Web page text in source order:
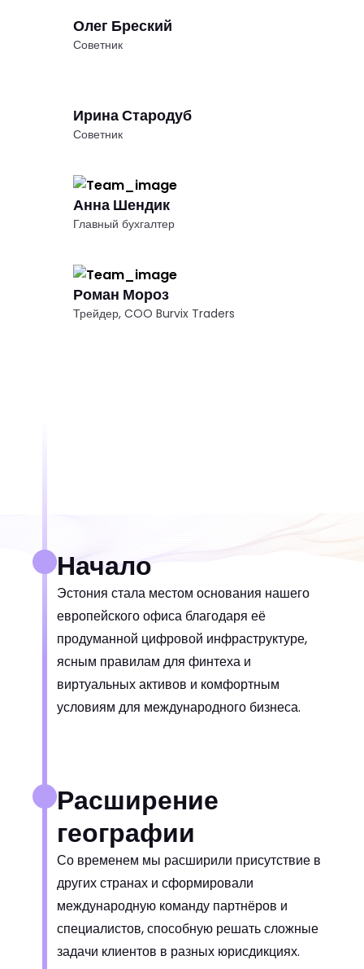
Олег Бреский
Советник
Ирина Стародуб
Советник
Анна Шендик
Главный бухгалтер
Роман Мороз
Трейдер, COO Burvix Traders
Начало
Эстония стала местом основания нашего
европейского офиса благодаря её
продуманной цифровой инфраструктуре,
ясным правилам для финтеха и
виртуальных активов и комфортным
условиям для международного бизнеса.
Расширение
географии
Со временем мы расширили присутствие в
других странах и сформировали
международную команду партнёров и
специалистов, способную решать сложные
задачи клиентов в разных юрисдикциях.